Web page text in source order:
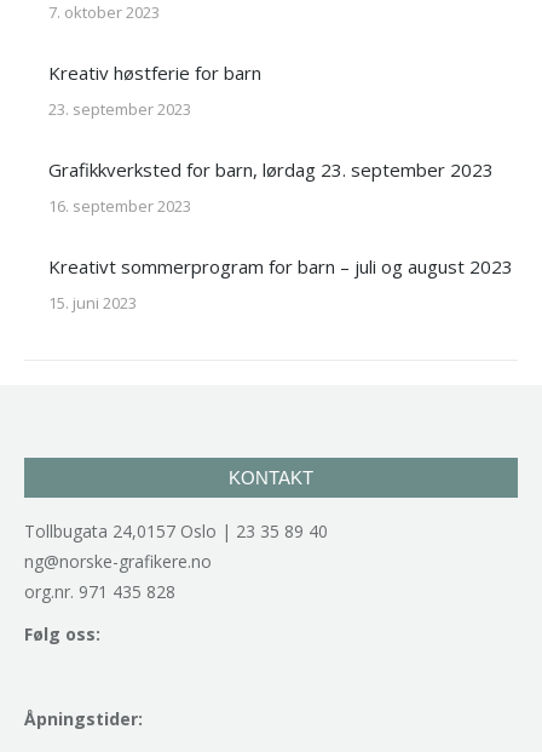
7. oktober 2023
Kreativ høstferie for barn
23. september 2023
Grafikkverksted for barn, lørdag 23. september 2023
16. september 2023
Kreativt sommerprogram for barn – juli og august 2023
15. juni 2023
KONTAKT
Tollbugata 24,0157 Oslo | 23 35 89 40
ng@norske-grafikere.no
org.nr. 971 435 828
Følg oss:
Åpningstider: